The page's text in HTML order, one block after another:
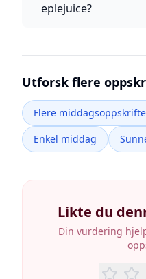
eplejuice?
Utforsk flere
Flere
Enkel middag
Likte du
Din vurdering